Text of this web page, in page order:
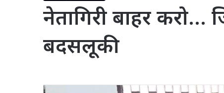
नेतागिरी बाहर
बदसलूकी